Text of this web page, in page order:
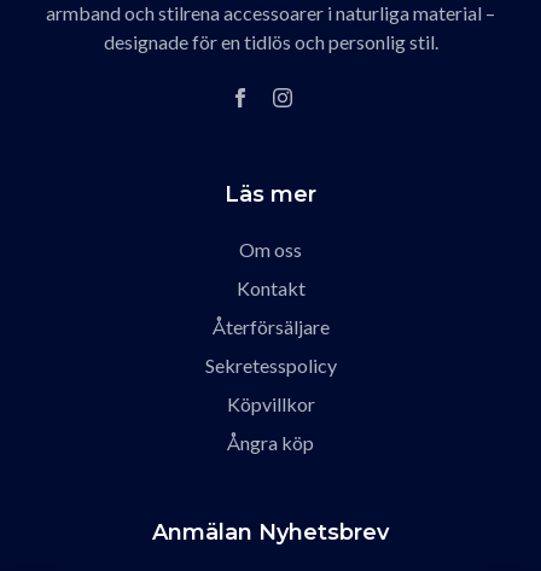
armband och stilrena accessoarer i naturliga material –
designade för en tidlös och personlig stil.
Läs mer
Om oss
Kontakt
Återförsäljare
Sekretesspolicy
Köpvillkor
Ångra köp
Anmälan Nyhetsbrev